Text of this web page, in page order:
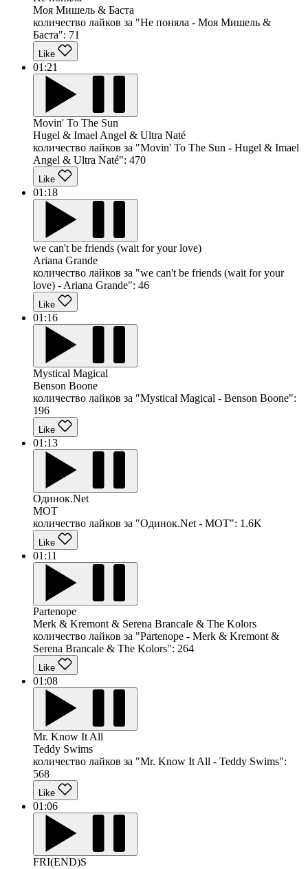
Моя Мишель & Баста
количество лайков за "Не поняла - Моя Мишель &
Баста": 71
Like
01:21
Movin' To The Sun
Hugel & Imael Angel & Ultra Naté
количество лайков за "Movin' To The Sun - Hugel & Imael
Angel & Ultra Naté": 470
Like
01:18
we can't be friends (wait for your love)
Ariana Grande
количество лайков за "we can't be friends (wait for your
love) - Ariana Grande": 46
Like
01:16
Mystical Magical
Benson Boone
количество лайков за "Mystical Magical - Benson Boone":
196
Like
01:13
Одинок.Net
MOT
количество лайков за "Одинок.Net - MOT": 1.6K
Like
01:11
Partenope
Merk & Kremont & Serena Brancale & The Kolors
количество лайков за "Partenope - Merk & Kremont &
Serena Brancale & The Kolors": 264
Like
01:08
Mr. Know It All
Teddy Swims
количество лайков за "Mr. Know It All - Teddy Swims":
568
Like
01:06
FRI(END)S